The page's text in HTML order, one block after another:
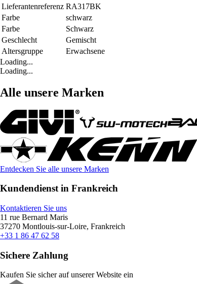
Lieferantenreferenz RA317BK
Farbe
schwarz
Farbe
Schwarz
Geschlecht
Gemischt
Altersgruppe
Erwachsene
Loading...
Loading...
Alle unsere Marken
Entdecken Sie alle unsere Marken
Kundendienst in Frankreich
Kontaktieren Sie uns
11 rue Bernard Maris
37270 Montlouis-sur-Loire, Frankreich
+33 1 86 47 62 58
Sichere Zahlung
Kaufen Sie sicher auf unserer Website ein